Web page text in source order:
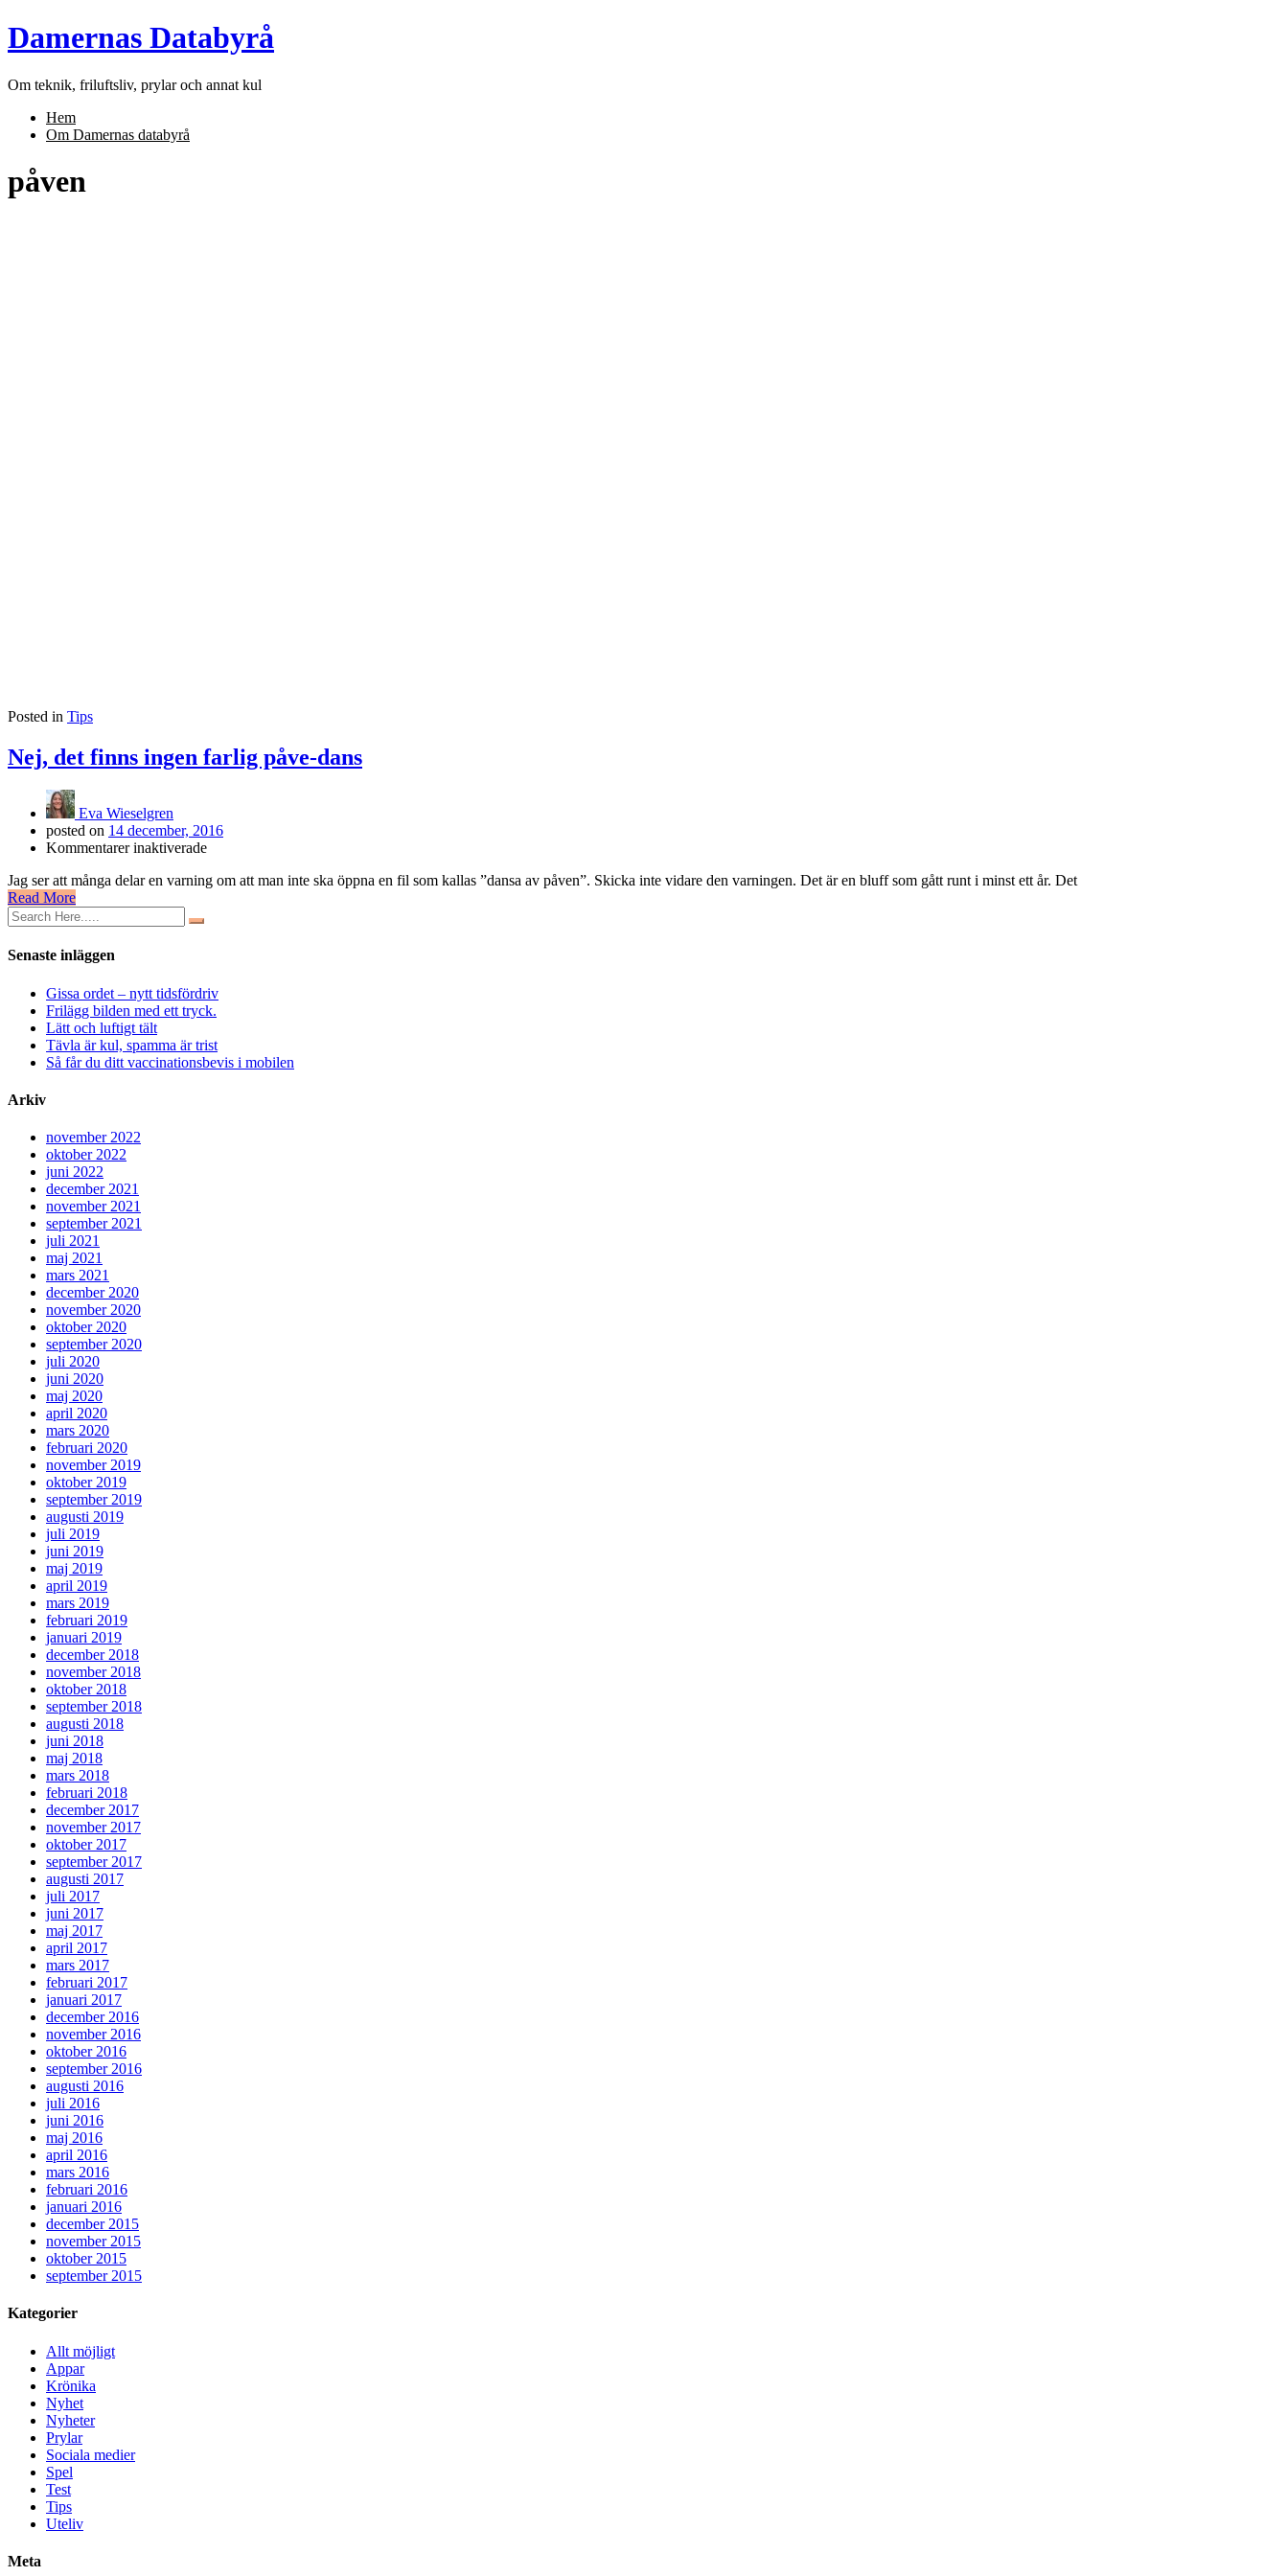
Skip
to
Damernas Databyrå
Om teknik, friluftsliv, prylar och annat kul
Hem
Om Damernas databyrå
påven
Posted in Tips
Nej, det finns ingen farlig påve-dans
Eva Wieselgren
posted on 14 december, 2016
Kommentarer inaktiveradeför
det
Jag ser att många delar en varning om att man inte ska öppna en fil som kallas ”dansa av påven”. Skicka inte vidare den varningen. Det är en bluff som gått runt i minst ett år. Det
Read More
Senaste inläggen
Gissa ordet – nytt tidsfördriv
Frilägg bilden med ett tryck.
Lätt och luftigt tält
Tävla är kul, spamma är trist
Så får du ditt vaccinationsbevis i mobilen
Arkiv
november 2022
oktober 2022
juni 2022
december 2021
november 2021
september 2021
juli 2021
maj 2021
mars 2021
december 2020
november 2020
oktober 2020
september 2020
juli 2020
juni 2020
maj 2020
april 2020
mars 2020
februari 2020
november 2019
oktober 2019
september 2019
augusti 2019
juli 2019
juni 2019
maj 2019
april 2019
mars 2019
februari 2019
januari 2019
december 2018
november 2018
oktober 2018
september 2018
augusti 2018
juni 2018
maj 2018
mars 2018
februari 2018
december 2017
november 2017
oktober 2017
september 2017
augusti 2017
juli 2017
juni 2017
maj 2017
april 2017
mars 2017
februari 2017
januari 2017
december 2016
november 2016
oktober 2016
september 2016
augusti 2016
juli 2016
juni 2016
maj 2016
april 2016
mars 2016
februari 2016
januari 2016
december 2015
november 2015
oktober 2015
september 2015
Kategorier
Allt möjligt
Appar
Krönika
Nyhet
Nyheter
Prylar
Sociala medier
Spel
Test
Tips
Uteliv
Meta